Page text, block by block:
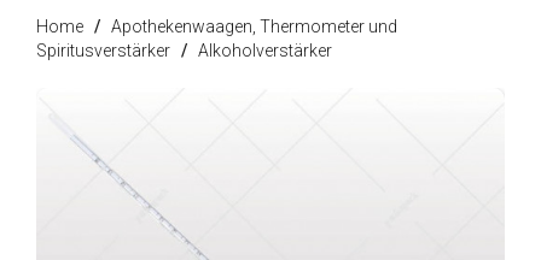
Home / Apothekenwaagen, Thermometer und
Spiritusverstärker / Alkoholverstärker